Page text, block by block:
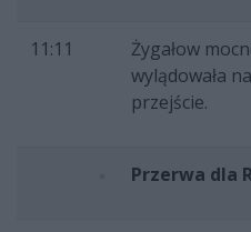
11:11
Żygałow
wylądowała
przejście.
Przerwa dla